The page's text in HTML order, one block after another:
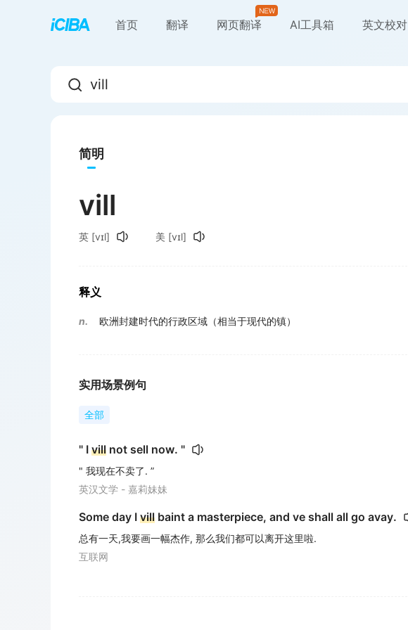
首页 翻译 网页翻译 AI工具箱 英文校对
简明
vill
英 [vɪl] 美 [vɪl]
释义
n. 欧洲封建时代的行政区域（相当于现代的镇）
实用场景例句
全部
" I vill not sell now. "
" 我现在不卖了. ”
英汉文学 - 嘉莉妹妹
Some day I vill baint a masterpiece, and ve shall all go avay.
总有一天,我要画一幅杰作, 那么我们都可以离开这里啦.
互联网